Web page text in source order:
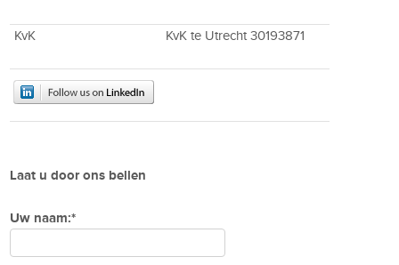
KvK KvK te Utrecht 30193871
Laat u door ons bellen
Uw naam:*